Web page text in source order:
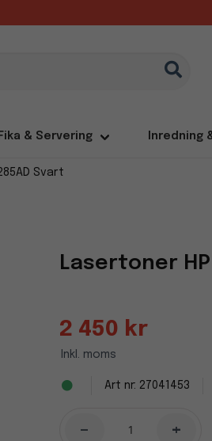
& Servering Inredning
Svart
Lasertoner HP
2 450 kr
Inkl. moms
27041453
- +